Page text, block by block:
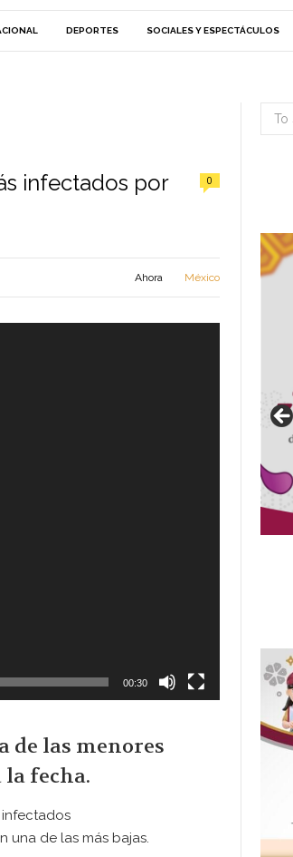
DEPORTES SOCIALES Y ESPECTÁCULOS
infectados por
0
Ahora México
00:30
de las menores
la fecha.
una de las más bajas.
Search
for: